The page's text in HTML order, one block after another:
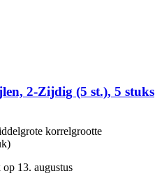
2-​Zijdig (5 st.), 5 stuks
korrelgrootte
13. augustus